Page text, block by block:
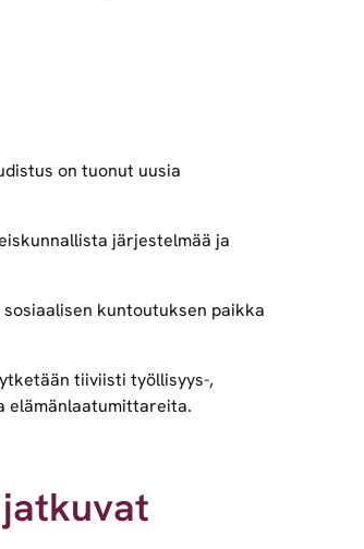
on tuonut uusia
järjestelmää ja
kuntoutuksen paikka
tiiviisti työllisyys-,
elämänlaatumittareita.